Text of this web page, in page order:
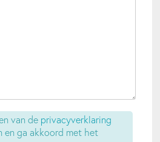
van de privacyverklaring
en ga akkoord met het